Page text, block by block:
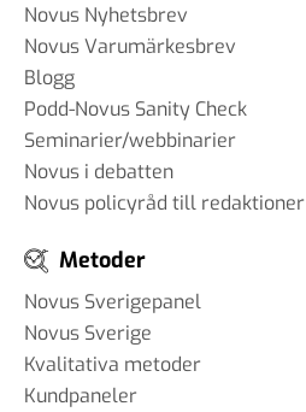
Novus Nyhetsbrev
Novus Varumärkesbrev
Blogg
Podd-Novus Sanity Check
Seminarier/webbinarier
Novus i debatten
Novus policyråd till redaktioner
Metoder
Novus Sverigepanel
Novus Sverige
Kvalitativa metoder
Kundpaneler